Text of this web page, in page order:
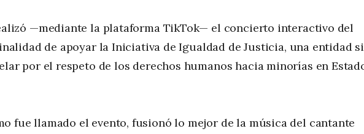
—mediante la plataforma TikTok— el concierto interactivo del
de apoyar la Iniciativa de Igualdad de Justicia, una entidad
por el respeto de los derechos humanos hacia minorías en
fue llamado el evento, fusionó lo mejor de la música del cantante